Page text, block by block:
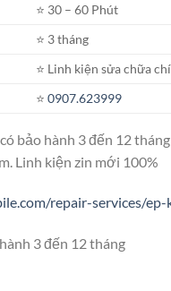
⭐️ 30 – 60 Phút
⭐️ 3 tháng
⭐️ Linh kiện sửa chữa
⭐️0907.623999
bảo hành 3 đến 12
Linh kiện zin mới 100%
repair-services/
3 đến 12 tháng